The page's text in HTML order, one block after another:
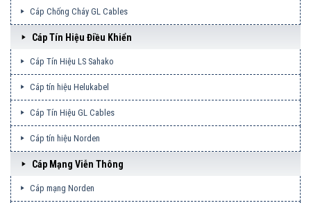
Cáp Chống Cháy GL Cables
Cáp Tín Hiệu Điều Khiển
Cáp Tín Hiệu LS Sahako
Cáp tín hiệu Helukabel
Cáp Tín Hiệu GL Cables
Cáp tín hiệu Norden
Cáp Mạng Viễn Thông
Cáp mạng Norden